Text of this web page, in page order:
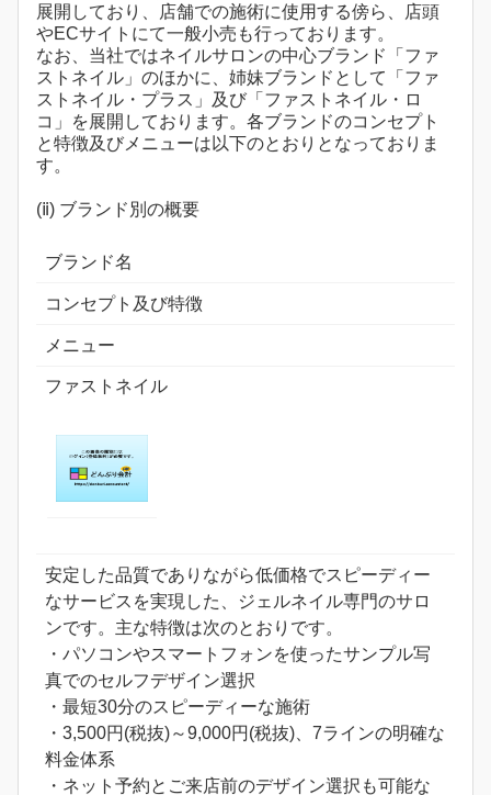
展開しており、店舗での施術に使用する傍ら、店頭
やECサイトにて一般小売も行っております。
なお、当社ではネイルサロンの中心ブランド「ファ
ストネイル」のほかに、姉妹ブランドとして「ファ
ストネイル・プラス」及び「ファストネイル・ロ
コ」を展開しております。各ブランドのコンセプト
と特徴及びメニューは以下のとおりとなっておりま
す。
(ⅱ) ブランド別の概要
ブランド名
コンセプト及び特徴
メニュー
ファストネイル
安定した品質でありながら低価格でスピーディー
なサービスを実現した、ジェルネイル専門のサロ
ンです。主な特徴は次のとおりです。
・パソコンやスマートフォンを使ったサンプル写
真でのセルフデザイン選択
・最短30分のスピーディーな施術
・3,500円(税抜)～9,000円(税抜)、7ラインの明確な
料金体系
・ネット予約とご来店前のデザイン選択も可能な